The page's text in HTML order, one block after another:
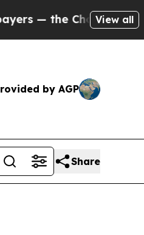
to Cash in onView all
by AGP
Share